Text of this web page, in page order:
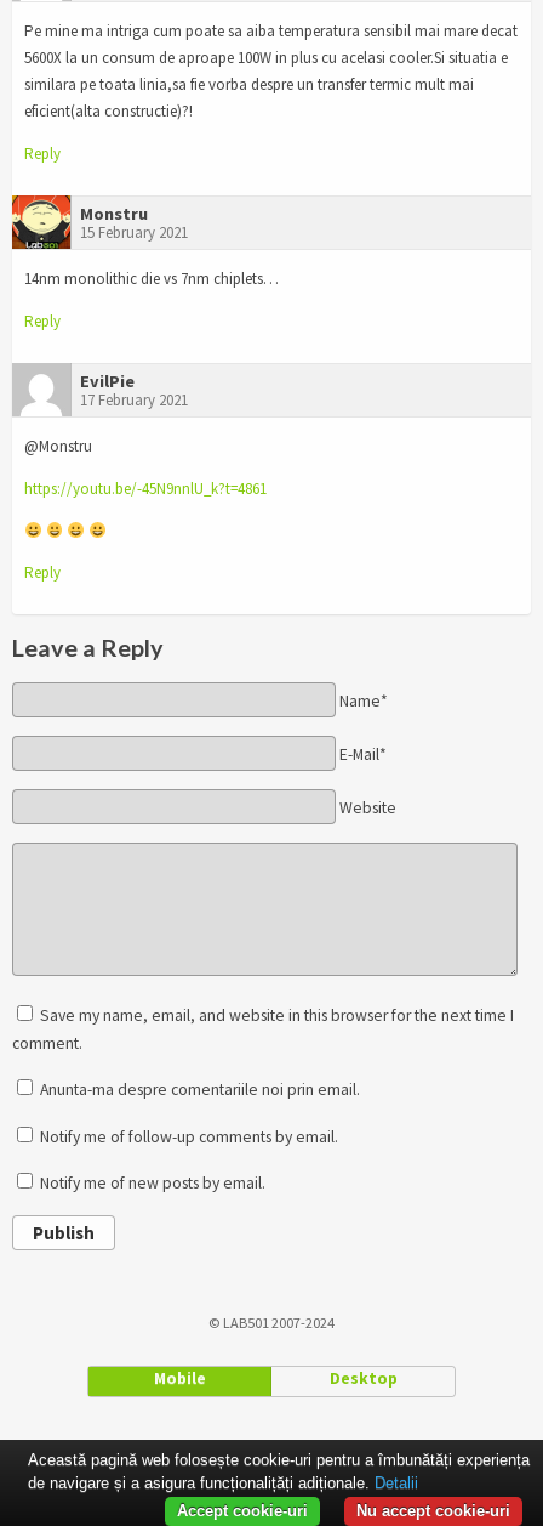
Pe mine ma intriga cum poate sa aiba temperatura sensibil mai mare decat
5600X la un consum de aproape 100W in plus cu acelasi cooler.Si situatia e
similara pe toata linia,sa fie vorba despre un transfer termic mult mai
eficient(alta constructie)?!
Reply
Monstru
15 February 2021
14nm monolithic die vs 7nm chiplets…
Reply
EvilPie
17 February 2021
@Monstru
https://youtu.be/-45N9nnlU_k?t=4861
Reply
Leave a Reply
Name*
E-Mail*
Website
Save my name, email, and website in this browser for the next time I
comment.
Anunta-ma despre comentariile noi prin email.
Notify me of follow-up comments by email.
Notify me of new posts by email.
Publish
© LAB501 2007-2024
Mobile Desktop
Această pagină web folosește cookie-uri pentru a îmbunătăți experiența
de navigare și a asigura funcționalițăți adiționale. Detalii
Nu accept cookie-uri
Accept cookie-uri